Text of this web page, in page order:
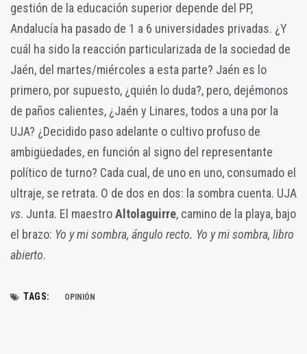
gestión de la educación superior depende del PP,
Andalucía ha pasado de 1 a 6 universidades privadas. ¿Y
cuál ha sido la reacción particularizada de la sociedad de
Jaén, del martes/miércoles a esta parte? Jaén es lo
primero, por supuesto, ¿quién lo duda?, pero, dejémonos
de paños calientes, ¿Jaén y Linares, todos a una por la
UJA? ¿Decidido paso adelante o cultivo profuso de
ambigüedades, en función al signo del representante
político de turno? Cada cual, de uno en uno, consumado el
ultraje, se retrata. O de dos en dos: la sombra cuenta. UJA
vs. Junta. El maestroAltolaguirre, camino de la playa, bajo
el brazo: Yo y mi sombra, ángulo recto. Yo y mi sombra, libro
abierto.
TAGS: OPINIÓN